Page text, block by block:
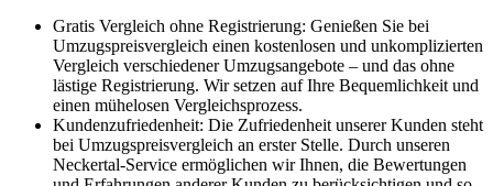
Gratis Vergleich ohne Registrierung: Genießen Sie bei
Umzugspreisvergleich einen kostenlosen und unkomplizierten
Vergleich verschiedener Umzugsangebote – und das ohne
lästige Registrierung. Wir setzen auf Ihre Bequemlichkeit und
einen mühelosen Vergleichsprozess.
Kundenzufriedenheit: Die Zufriedenheit unserer Kunden steht
bei Umzugspreisvergleich an erster Stelle. Durch unseren
Neckertal-Service ermöglichen wir Ihnen, die Bewertungen